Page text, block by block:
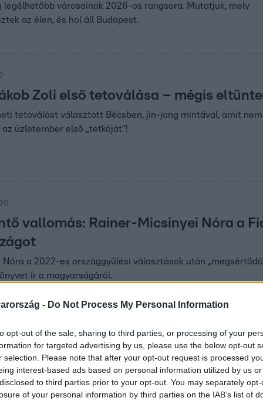
- Do Not Process My Personal Information
opt-out of the sale, sharing to third parties, or processing of your
for targeted advertising by us, please use the below opt-out
selection. Please note that after your opt-out request is processed
interest-based ads based on personal information utilized by us
to third parties prior to your opt-out. You may separately
of your personal information by third parties on the IAB’s list of
legélhetőbb városainak 2026-os rangsora. Mutatjuk, mely
az élen, és hol áll Budapest.
Zoli első tetoválása – mégis
tetoválást választott Bécsben, jin-jang mintával, amit
üzletember első „tetkóját”!
vallomás: Rainer-Micsinyei Nóra a
Nóra a 2022-es országgyűlési választások után
ír a magyarságáról.
7 külföldi város egynapos tavaszi
Bécs, Graz és további városok varázsát egy nap alatt!
kiránduláshoz autóval.